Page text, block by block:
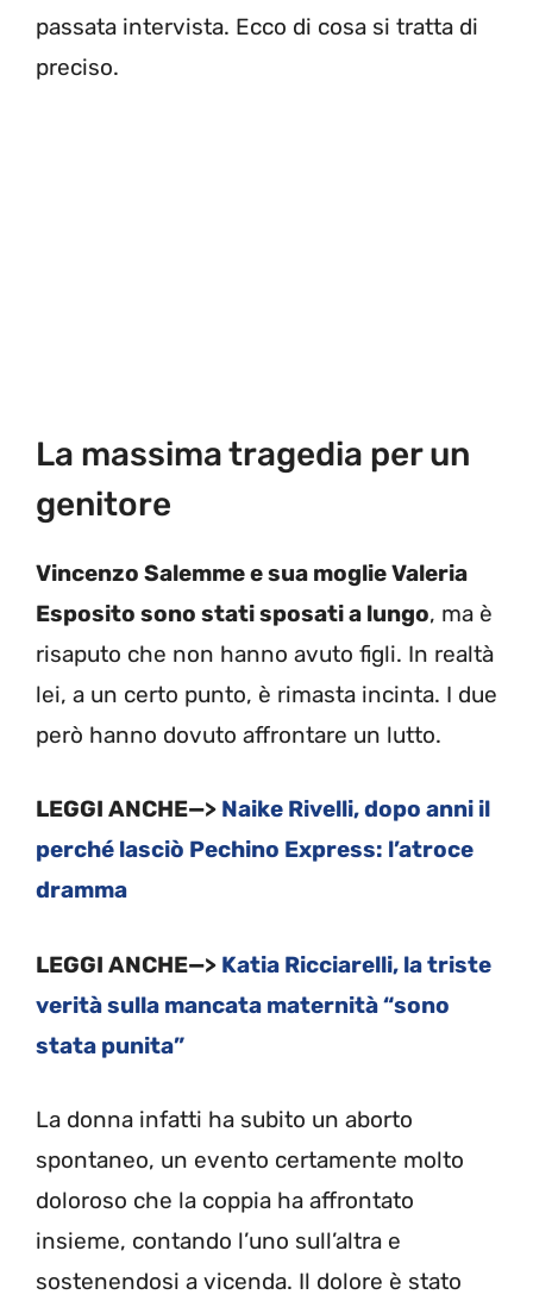
passata intervista. Ecco di cosa si tratta di
preciso.
La massima tragedia per un
genitore
Vincenzo Salemme e sua moglie Valeria
Esposito sono stati sposati a lungo, ma è
risaputo che non hanno avuto figli. In realtà
lei, a un certo punto, è rimasta incinta. I due
però hanno dovuto affrontare un lutto.
LEGGI ANCHE—> Naike Rivelli, dopo anni il
perché lasciò Pechino Express: l’atroce
dramma
LEGGI ANCHE—> Katia Ricciarelli, la triste
verità sulla mancata maternità “sono
stata punita”
La donna infatti ha subito un aborto
spontaneo, un evento certamente molto
doloroso che la coppia ha affrontato
insieme, contando l’uno sull’altra e
sostenendosi a vicenda. Il dolore è stato